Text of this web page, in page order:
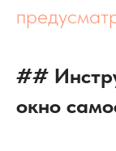
##
окно